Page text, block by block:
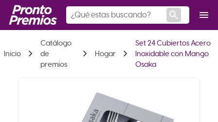
search menu
Inicio chevron_right
Catálogo
de
premios
chevron_right Hogar chevron_right
Set 24 Cubiertos Acero
Inoxidable con Mango
Osaka